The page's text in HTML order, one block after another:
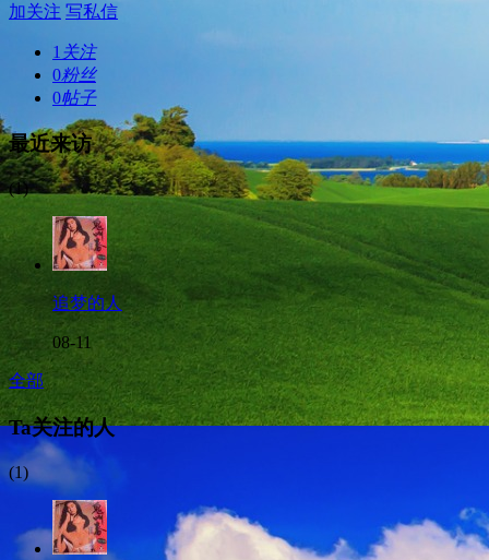
加关注 写私信
1 关注
0粉丝
0帖子
最近来访
(1)
追梦的人
08-11
全部
Ta关注的人
(1)